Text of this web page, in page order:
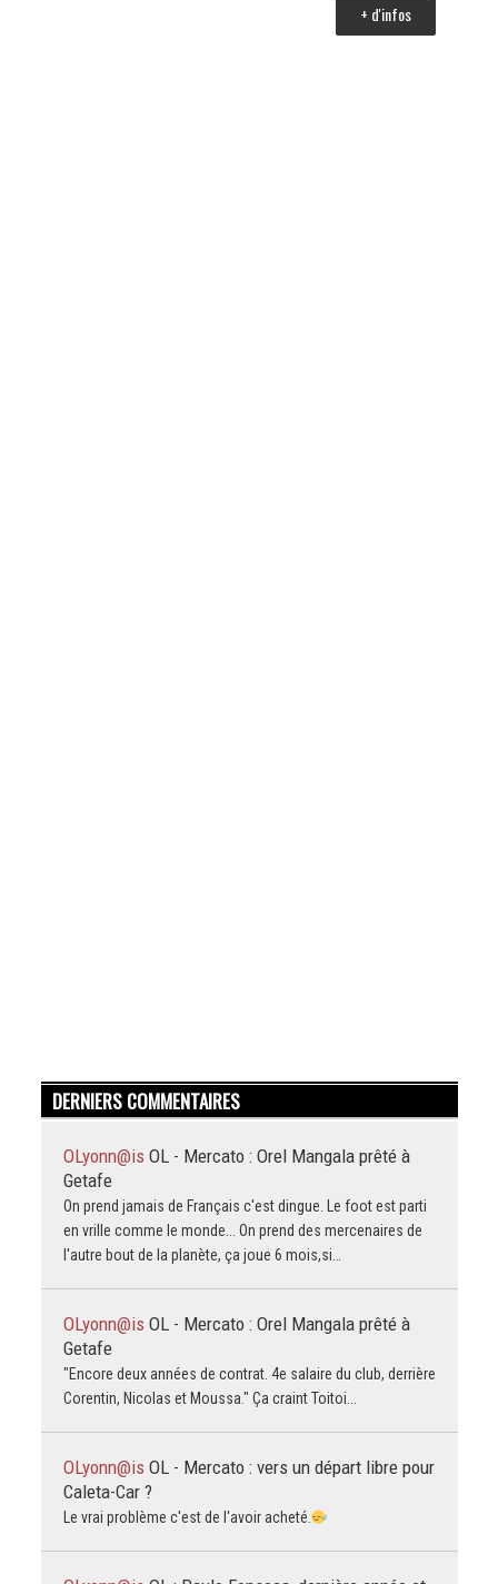
+ d'infos
DERNIERS COMMENTAIRES
OLyonn@is OL - Mercato : Orel Mangala prêté à
Getafe
On prend jamais de Français c'est dingue. Le foot est parti
en vrille comme le monde... On prend des mercenaires de
l'autre bout de la planète, ça joue 6 mois,si…
OLyonn@is OL - Mercato : Orel Mangala prêté à
Getafe
"Encore deux années de contrat. 4e salaire du club, derrière
Corentin, Nicolas et Moussa." Ça craint Toitoi...
OLyonn@is OL - Mercato : vers un départ libre pour
Caleta-Car ?
Le vrai problème c'est de l'avoir acheté.